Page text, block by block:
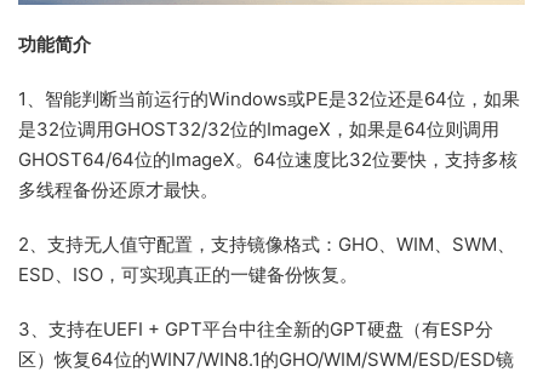
功能简介
1、智能判断当前运行的Windows或PE是32位还是64位，如果
是32位调用GHOST32/32位的ImageX，如果是64位则调用
GHOST64/64位的ImageX。64位速度比32位要快，支持多核
多线程备份还原才最快。
2、支持无人值守配置，支持镜像格式：GHO、WIM、SWM、
ESD、ISO，可实现真正的一键备份恢复。
3、支持在UEFI + GPT平台中往全新的GPT硬盘（有ESP分
区）恢复64位的WIN7/WIN8.1的GHO/WIM/SWM/ESD/ESD镜